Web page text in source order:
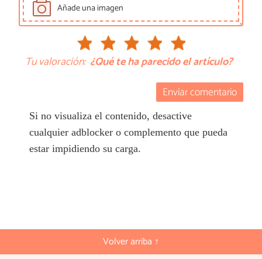
Añade una imagen
Tu valoración: ¿Qué te ha parecido el artículo?
Enviar comentario
Si no visualiza el contenido, desactive
cualquier adblocker o complemento que pueda
estar impidiendo su carga.
Volver arriba ↑